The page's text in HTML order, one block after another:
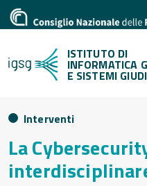
ISTITUTO DI
INFORMATICA
E SISTEMI
Interventi
La